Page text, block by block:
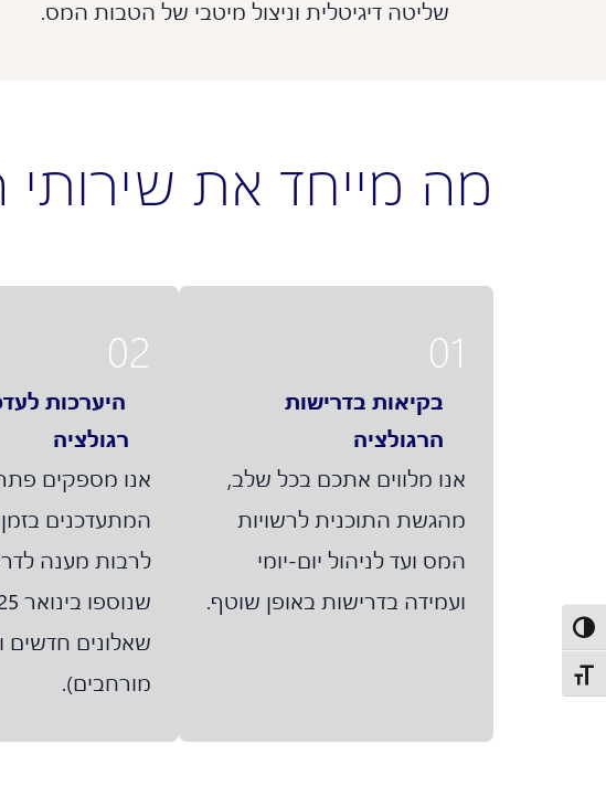
הפעל/כבה ניגודיות גבוהה
מתג גודל גופן
שליטה דיגיטלית וניצול מיטבי של הטבות המס.
מה מייחד את שירותי
01
בקיאות בדרישות
הרגולציה
אנו מלווים אתכם בכל שלב,
מהגשת התוכנית לרשויות
המס ועד לניהול יום-יומי
ועמידה בדרישות באופן שוטף.
02
היערכות
רגולציה
אנו מספקים
המתעדכנים
לרבות מענה
שאלונים חדשים
מורחבים).